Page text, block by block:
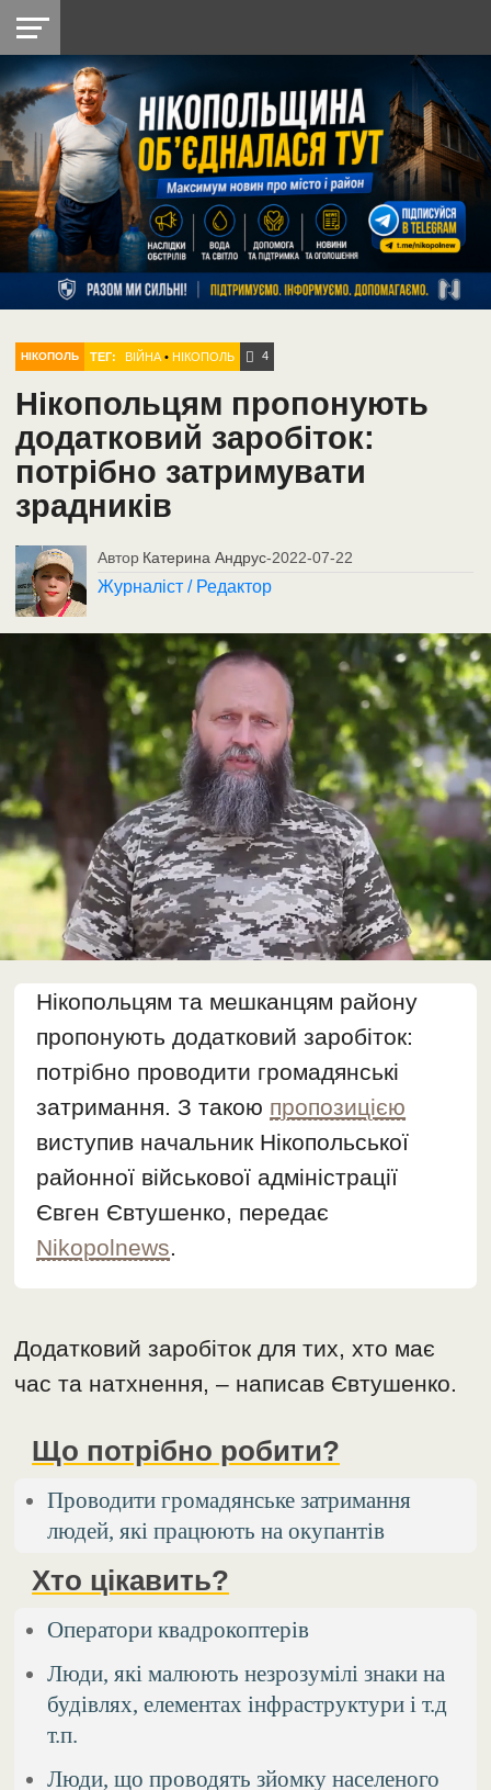
НІКОПОЛЬ
РАЙОН
СІЧЕСЛАВСЬКА
УКРАЇНА
РЕТРО
НІКОПОЛЬ
ЛАЙТ
УКРАЇНА
ДОПОМОГА
РАДІО
НІКОПОЛЬ ТЕГ: ВІЙНА •НІКОПОЛЬ 4
Нікопольцям пропонують
додатковий заробіток:
потрібно затримувати
зрадників
Автор Катерина Андрус-2022-07-22
Журналіст / Редактор
Нікопольцям та мешканцям району
пропонують додатковий заробіток:
потрібно проводити громадянські
затримання. З такою пропозицією
виступив начальник Нікопольської
районної військової адміністрації
Євген Євтушенко, передає
Nikopolnews.
Додатковий заробіток для тих, хто має
час та натхнення, – написав Євтушенко.
Що потрібно робити?
Проводити громадянське затримання
людей, які працюють на окупантів
Хто цікавить?
Оператори квадрокоптерів
Люди, які малюють незрозумілі знаки на
будівлях, елементах інфраструктури і т.д
т.п.
Люди, що проводять зйомку населеного